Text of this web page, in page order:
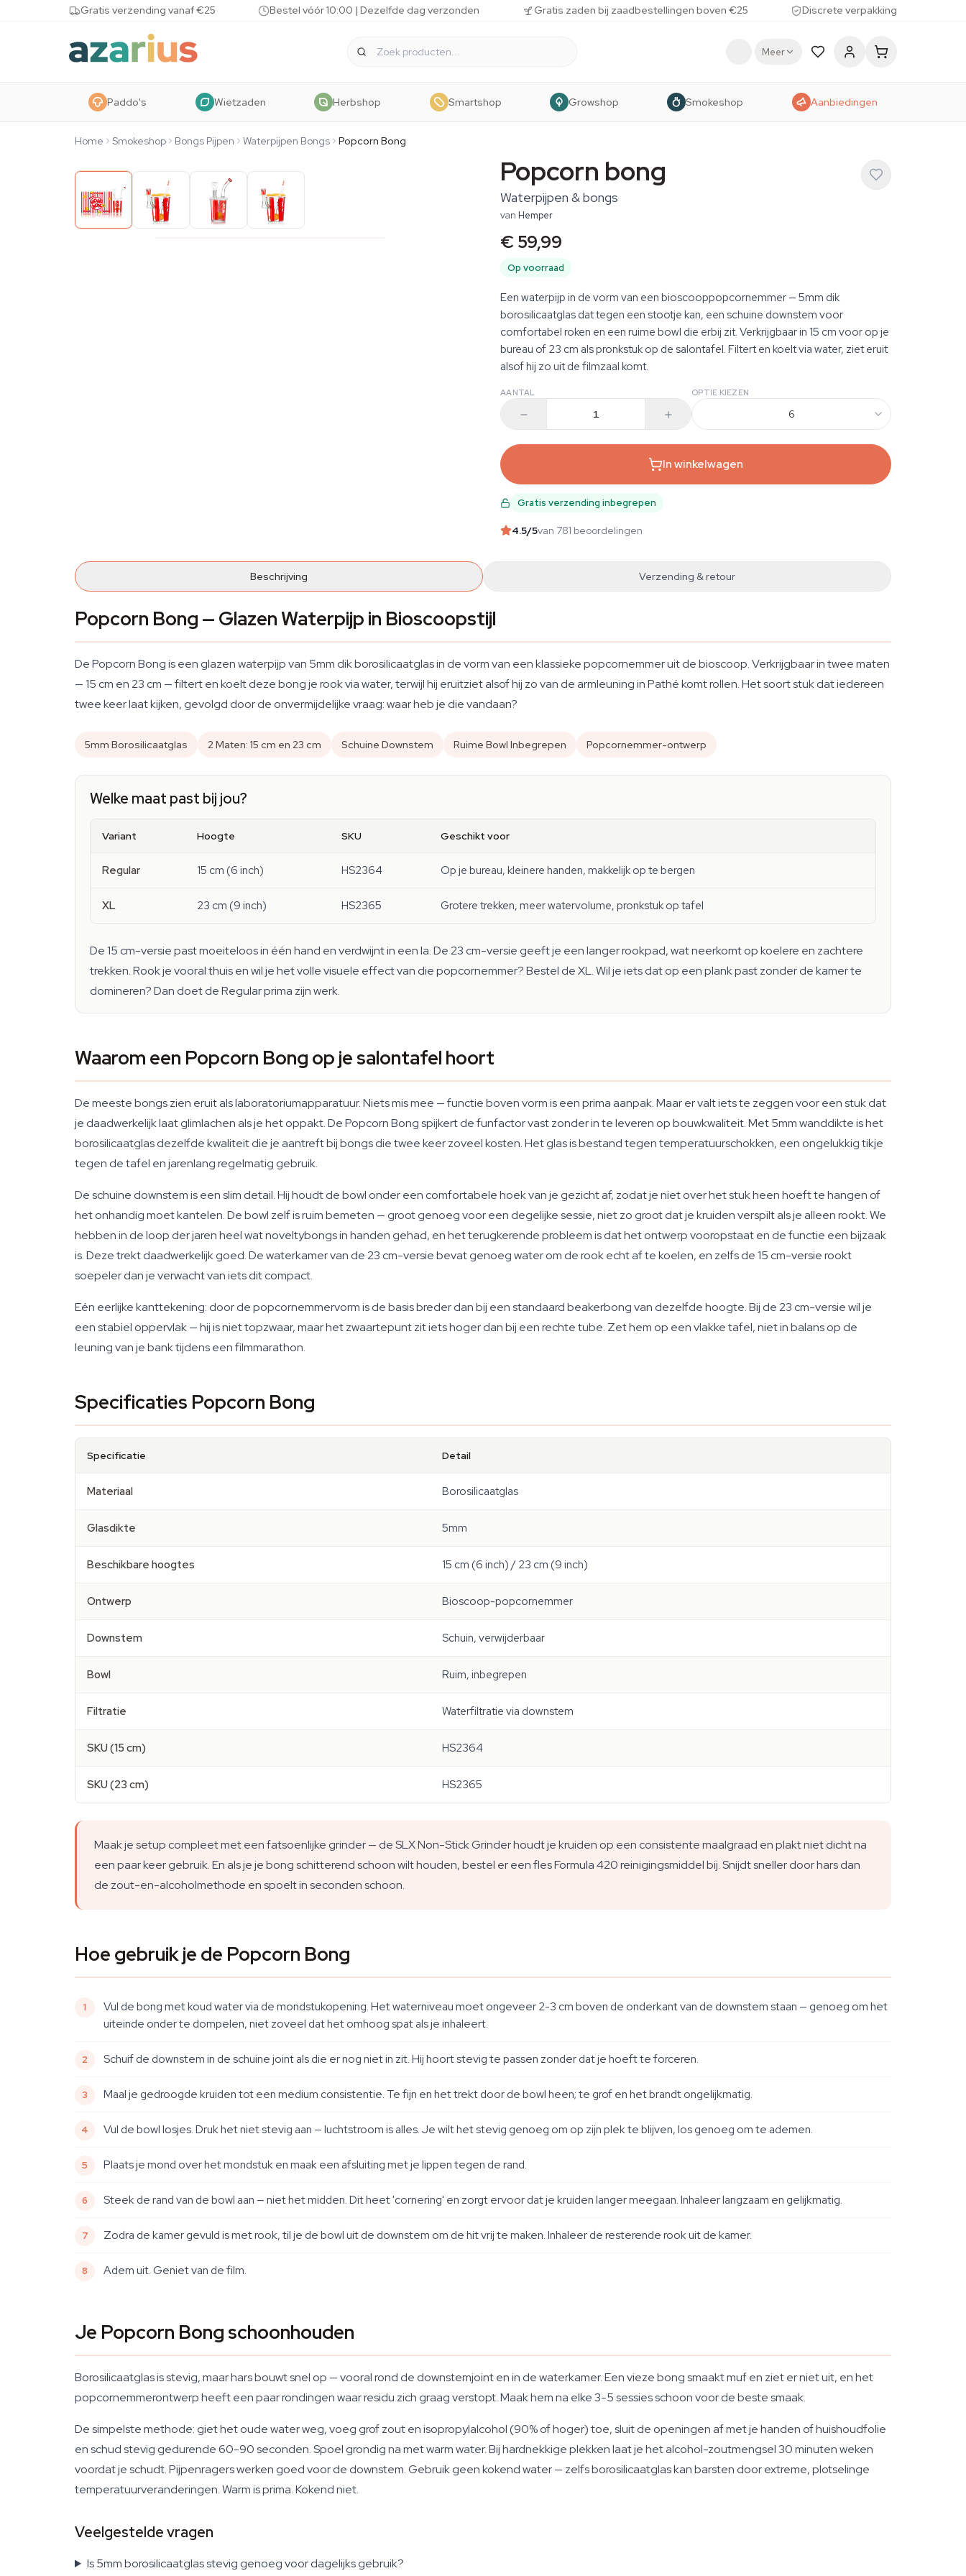
Skip to content Gratis verzending vanaf €25 Bestel vóór 10:00 | Dezelfde dag verzonden Gratis zaden bij zaadbestellingen boven €25 Discrete verpakking
Meer
Paddo's Wietzaden Herbshop Smartshop Growshop Smokeshop Aanbiedingen
Home Smokeshop Bongs Pijpen Waterpijpen Bongs Popcorn Bong
Popcorn bong
Waterpijpen & bongs
van Hemper
€ 59,99
Op voorraad
Een waterpijp in de vorm van een bioscooppopcornemmer — 5mm dik
borosilicaatglas dat tegen een stootje kan, een schuine downstem voor
comfortabel roken en een ruime bowl die erbij zit. Verkrijgbaar in 15 cm voor op je
bureau of 23 cm als pronkstuk op de salontafel. Filtert en koelt via water, ziet eruit
alsof hij zo uit de filmzaal komt.
AANTAL OPTIE KIEZEN
6
In winkelwagen
Gratis verzending inbegrepen
4.5/5van 781 beoordelingen
Beschrijving Verzending & retour
Popcorn Bong — Glazen Waterpijp in Bioscoopstijl
De Popcorn Bong is een glazen waterpijp van 5mm dik borosilicaatglas in de vorm van een klassieke popcornemmer uit de bioscoop. Verkrijgbaar in twee maten
— 15 cm en 23 cm — filtert en koelt deze bong je rook via water, terwijl hij eruitziet alsof hij zo van de armleuning in Pathé komt rollen. Het soort stuk dat iedereen
twee keer laat kijken, gevolgd door de onvermijdelijke vraag: waar heb je die vandaan?
5mm Borosilicaatglas 2 Maten: 15 cm en 23 cm Schuine Downstem Ruime Bowl Inbegrepen Popcornemmer-ontwerp
Welke maat past bij jou?
Variant Hoogte SKU Geschikt voor
Regular 15 cm (6 inch) HS2364 Op je bureau, kleinere handen, makkelijk op te bergen
XL 23 cm (9 inch) HS2365 Grotere trekken, meer watervolume, pronkstuk op tafel
De 15 cm-versie past moeiteloos in één hand en verdwijnt in een la. De 23 cm-versie geeft je een langer rookpad, wat neerkomt op koelere en zachtere
trekken. Rook je vooral thuis en wil je het volle visuele effect van die popcornemmer? Bestel de XL. Wil je iets dat op een plank past zonder de kamer te
domineren? Dan doet de Regular prima zijn werk.
Waarom een Popcorn Bong op je salontafel hoort
De meeste bongs zien eruit als laboratoriumapparatuur. Niets mis mee — functie boven vorm is een prima aanpak. Maar er valt iets te zeggen voor een stuk dat
je daadwerkelijk laat glimlachen als je het oppakt. De Popcorn Bong spijkert de funfactor vast zonder in te leveren op bouwkwaliteit. Met 5mm wanddikte is het
borosilicaatglas dezelfde kwaliteit die je aantreft bij bongs die twee keer zoveel kosten. Het glas is bestand tegen temperatuurschokken, een ongelukkig tikje
tegen de tafel en jarenlang regelmatig gebruik.
De schuine downstem is een slim detail. Hij houdt de bowl onder een comfortabele hoek van je gezicht af, zodat je niet over het stuk heen hoeft te hangen of
het onhandig moet kantelen. De bowl zelf is ruim bemeten — groot genoeg voor een degelijke sessie, niet zo groot dat je kruiden verspilt als je alleen rookt. We
hebben in de loop der jaren heel wat noveltybongs in handen gehad, en het terugkerende probleem is dat het ontwerp vooropstaat en de functie een bijzaak
is. Deze trekt daadwerkelijk goed. De waterkamer van de 23 cm-versie bevat genoeg water om de rook echt af te koelen, en zelfs de 15 cm-versie rookt
soepeler dan je verwacht van iets dit compact.
Eén eerlijke kanttekening: door de popcornemmervorm is de basis breder dan bij een standaard beakerbong van dezelfde hoogte. Bij de 23 cm-versie wil je
een stabiel oppervlak — hij is niet topzwaar, maar het zwaartepunt zit iets hoger dan bij een rechte tube. Zet hem op een vlakke tafel, niet in balans op de
leuning van je bank tijdens een filmmarathon.
Specificaties Popcorn Bong
Specificatie Detail
Materiaal Borosilicaatglas
Glasdikte 5mm
Beschikbare hoogtes 15 cm (6 inch) / 23 cm (9 inch)
Ontwerp Bioscoop-popcornemmer
Downstem Schuin, verwijderbaar
Bowl Ruim, inbegrepen
Filtratie Waterfiltratie via downstem
SKU (15 cm) HS2364
SKU (23 cm) HS2365
Maak je setup compleet met een fatsoenlijke grinder — de SLX Non-Stick Grinder houdt je kruiden op een consistente maalgraad en plakt niet dicht na
een paar keer gebruik. En als je je bong schitterend schoon wilt houden, bestel er een fles Formula 420 reinigingsmiddel bij. Snijdt sneller door hars dan
de zout-en-alcoholmethode en spoelt in seconden schoon.
Hoe gebruik je de Popcorn Bong
Vul de bong met koud water via de mondstukopening. Het waterniveau moet ongeveer 2-3 cm boven de onderkant van de downstem staan — genoeg om het
uiteinde onder te dompelen, niet zoveel dat het omhoog spat als je inhaleert.
Schuif de downstem in de schuine joint als die er nog niet in zit. Hij hoort stevig te passen zonder dat je hoeft te forceren.
Maal je gedroogde kruiden tot een medium consistentie. Te fijn en het trekt door de bowl heen; te grof en het brandt ongelijkmatig.
Vul de bowl losjes. Druk het niet stevig aan — luchtstroom is alles. Je wilt het stevig genoeg om op zijn plek te blijven, los genoeg om te ademen.
Plaats je mond over het mondstuk en maak een afsluiting met je lippen tegen de rand.
Steek de rand van de bowl aan — niet het midden. Dit heet 'cornering' en zorgt ervoor dat je kruiden langer meegaan. Inhaleer langzaam en gelijkmatig.
Zodra de kamer gevuld is met rook, til je de bowl uit de downstem om de hit vrij te maken. Inhaleer de resterende rook uit de kamer.
Adem uit. Geniet van de film.
Je Popcorn Bong schoonhouden
Borosilicaatglas is stevig, maar hars bouwt snel op — vooral rond de downstemjoint en in de waterkamer. Een vieze bong smaakt muf en ziet er niet uit, en het
popcornemmerontwerp heeft een paar rondingen waar residu zich graag verstopt. Maak hem na elke 3-5 sessies schoon voor de beste smaak.
De simpelste methode: giet het oude water weg, voeg grof zout en isopropylalcohol (90% of hoger) toe, sluit de openingen af met je handen of huishoudfolie
en schud stevig gedurende 60-90 seconden. Spoel grondig na met warm water. Bij hardnekkige plekken laat je het alcohol-zoutmengsel 30 minuten weken
voordat je schudt. Pijpenragers werken goed voor de downstem. Gebruik geen kokend water — zelfs borosilicaatglas kan barsten door extreme, plotselinge
temperatuurveranderingen. Warm is prima. Kokend niet.
Veelgestelde vragen
Is 5mm borosilicaatglas stevig genoeg voor dagelijks gebruik?